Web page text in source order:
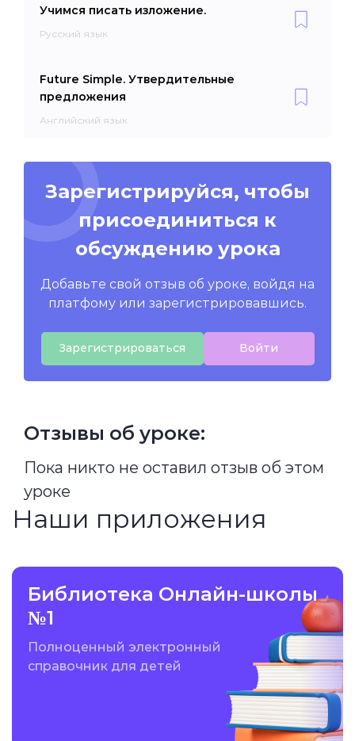
Учимся писать изложение.
Русский язык
Future Simple. Утвердительные
предложения
Английский язык
Зарегистрируйся, чтобы
присоединиться к
обсуждению урока
Добавьте свой отзыв об уроке, войдя на
платфому или зарегистрировавшись.
Зарегистрироваться Войти
Отзывы об уроке:
Пока никто не оставил отзыв об этом
уроке
Наши приложения
Библиотека Онлайн-школы
№1
Полноценный электронный
справочник для детей